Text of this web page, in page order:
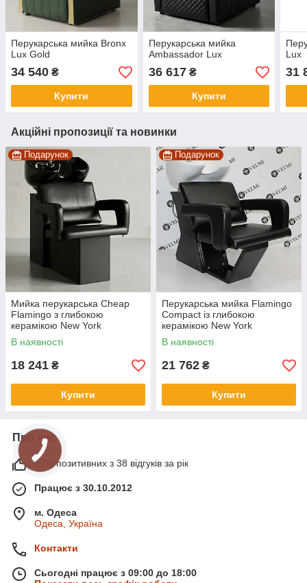
Перукарська мийка Bronx
Lux Gold
34 540 ₴
Купити
Перукарська мийка
Ambassador Lux
36 617₴
Купити
Lux
31
Акційні пропозиції та новинки
Подарунок
Мийка перукарська Cheap
Flamingo з глибокою
керамікою New York
В наявності
18 241 ₴
Купити
Подарунок
Перукарська мийка Flamingo
Compact із глибокою
керамікою New York
В наявності
21 762 ₴
Купити
Про нас
97% позитивних з 38 відгуків за рік
Працює з 30.10.2012
м. Одеса
Одеса, Україна
Контакти
Сьогодні працює з 09:00 до 18:00